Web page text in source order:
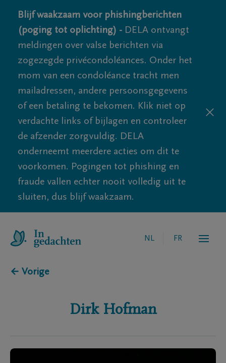
Blijf waakzaam voor phishingberichten
(poging tot oplichting) - DELA ontvangt
meldingen over valse berichten via
zogezegde privécondoléances. Onder het
mom van een condoléance tracht men
mailadressen, andere persoonsgegevens
of een betaling te bekomen. Klik niet op
verdachte links of bijlagen en controleer
de afzender zorgvuldig. DELA
onderneemt meerdere acties om dit te
voorkomen. Pogingen tot phishing en
fraude vallen echter nooit volledig uit te
sluiten, dus blijf waakzaam.
NL FR
← Vorige
Dirk Hofman